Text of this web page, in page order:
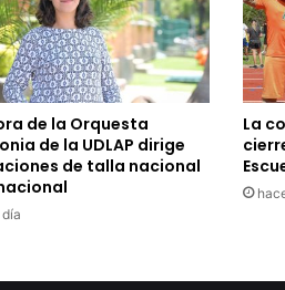
de la Orquesta
de la UDLAP dirige
de talla nacional
La